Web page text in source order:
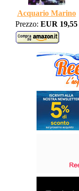
Acquario Marino
Prezzo: EUR 19,55